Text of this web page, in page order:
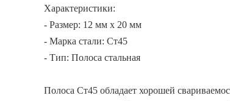
Характеристики:
- Размер: 12 мм х 20 мм
- Марка стали: Ст45
- Тип: Полоса стальная
Полоса Ст45 обладает хорошей